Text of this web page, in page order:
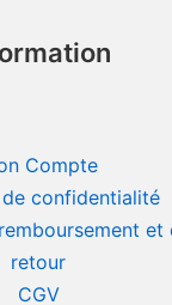
Compte
confidentialité
et
retour
CGV